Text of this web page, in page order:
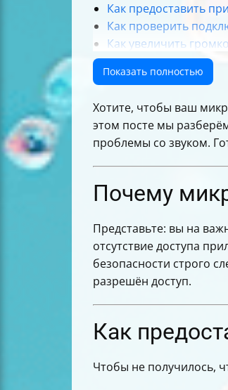
Как предоставить
Как проверить
Как увеличить
Что делать, если
Настройка
Таблица сравнения
Полезные советы
Заключение
Показать полностью
Хотите, чтобы ваш
этом посте мы
проблемы со звуком.
Почему
Представьте: вы на
отсутствие доступа
безопасности строго
разрешён доступ.
Как
Чтобы не получилось,